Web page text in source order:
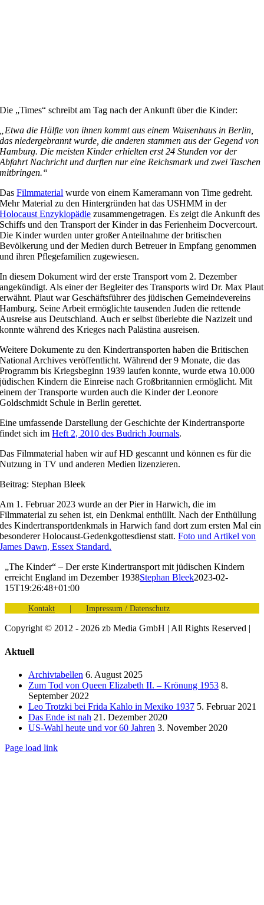
Die „Times“ schreibt am Tag nach der Ankunft über die Kinder:
„Etwa die Hälfte von ihnen kommt aus einem Waisenhaus in Berlin,
das niedergebrannt wurde, die anderen stammen aus der Gegend von
Hamburg. Die meisten Kinder erhielten erst 24 Stunden vor der
Abfahrt Nachricht und durften nur eine Reichsmark und zwei Taschen
mitbringen.“
DasFilmmaterial wurde von einem Kameramann von Time gedreht.
Mehr Material zu den Hintergründen hat das USHMM in der
Holocaust Enzyklopädie zusammengetragen. Es zeigt die Ankunft des
Schiffs und den Transport der Kinder in das Ferienheim Docvercourt.
Die Kinder wurden unter großer Anteilnahme der britischen
Bevölkerung und der Medien durch Betreuer in Empfang genommen
und ihren Pflegefamilien zugewiesen.
In diesem Dokument wird der erste Transport vom 2. Dezember
angekündigt. Als einer der Begleiter des Transports wird Dr. Max Plaut
erwähnt. Plaut war Geschäftsführer des jüdischen Gemeindevereins
Hamburg. Seine Arbeit ermöglichte tausenden Juden die rettende
Ausreise aus Deutschland. Auch er selbst überlebte die Nazizeit und
konnte während des Krieges nach Palästina ausreisen.
Weitere Dokumente zu den Kindertransporten haben die Britischen
National Archives veröffentlicht. Während der 9 Monate, die das
Programm bis Kriegsbeginn 1939 laufen konnte, wurde etwa 10.000
jüdischen Kindern die Einreise nach Großbritannien ermöglicht. Mit
einem der Transporte wurden auch die Kinder der Leonore
Goldschmidt Schule in Berlin gerettet.
Eine umfassende Darstellung der Geschichte der Kindertransporte
findet sich imHeft 2, 2010 des Budrich Journals.
Das Filmmaterial haben wir auf HD gescannt und können es für die
Nutzung in TV und anderen Medien lizenzieren.
Beitrag: Stephan Bleek
Am 1. Februar 2023 wurde an der Pier in Harwich, die im
Filmmaterial zu sehen ist, ein Denkmal enthüllt. Nach der Enthüllung
des Kindertransportdenkmals in Harwich fand dort zum ersten Mal ein
besonderer Holocaust-Gedenkgottesdienst statt.Foto und Artikel von
James Dawn, Essex Standard.
„The Kinder“ – Der erste Kindertransport mit jüdischen Kindern
erreicht England im Dezember 1938Stephan Bleek2023-02-
15T19:26:48+01:00
Kontakt Impressum / Datenschutz
Copyright © 2012 - 2026 zb Media GmbH | All Rights Reserved |
Toggle
Area
Aktuell
Archivtabellen 6. August 2025
Zum Tod von Queen Elizabeth II. – Krönung 1953 8.
September 2022
Leo Trotzki bei Frida Kahlo in Mexiko 1937 5. Februar 2021
Das Ende ist nah 21. Dezember 2020
US-Wahl heute und vor 60 Jahren 3. November 2020
Page load link